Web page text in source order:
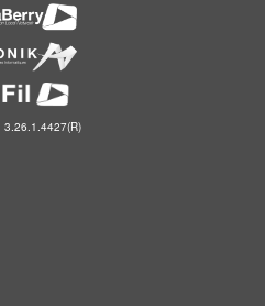
3.26.1.4427(R)